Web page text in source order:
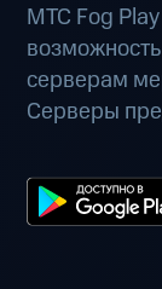
МТС Fog
серверам
Серверы